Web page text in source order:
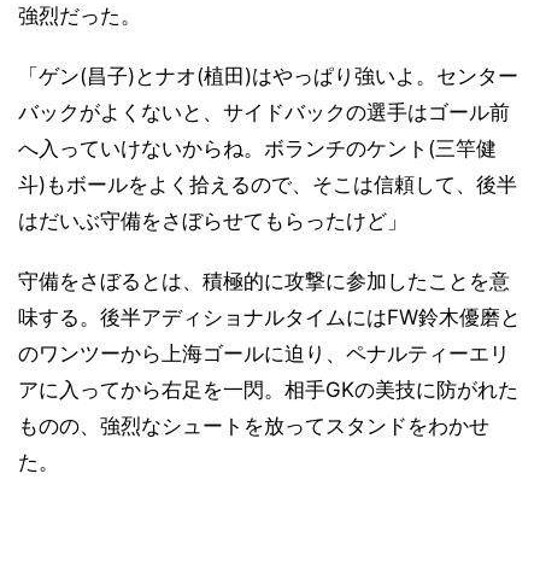
強烈だった。
「ゲン(昌子)とナオ(植田)はやっぱり強いよ。センター
バックがよくないと、サイドバックの選手はゴール前
へ入っていけないからね。ボランチのケント(三竿健
斗)もボールをよく拾えるので、そこは信頼して、後半
はだいぶ守備をさぼらせてもらったけど」
守備をさぼるとは、積極的に攻撃に参加したことを意
味する。後半アディショナルタイムにはFW鈴木優磨と
のワンツーから上海ゴールに迫り、ペナルティーエリ
アに入ってから右足を一閃。相手GKの美技に防がれた
ものの、強烈なシュートを放ってスタンドをわかせ
た。